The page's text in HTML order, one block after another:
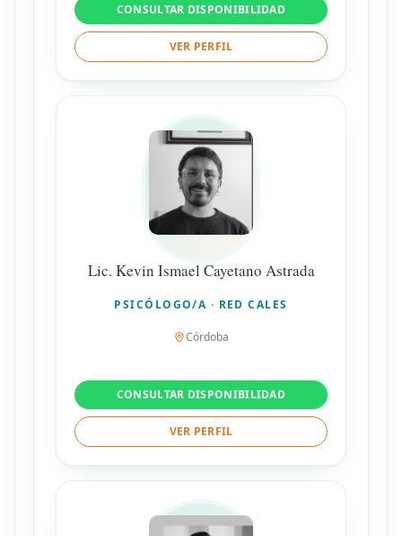
CONSULTAR DISPONIBILIDAD
VER PERFIL
Lic. Kevin Ismael Cayetano Astrada
PSICÓLOGO/A · RED CALES
Córdoba
CONSULTAR DISPONIBILIDAD
VER PERFIL